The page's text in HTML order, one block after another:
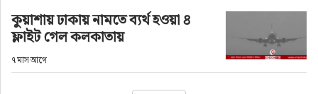
কুয়াশায় ঢাকায় নামতে ব্যর্থ হওয়া ৪
ফ্লাইট গেল কলকাতায়
৭ মাস আগে